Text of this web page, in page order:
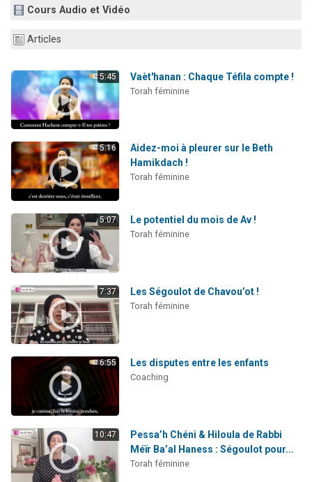
Il reste 49 places pour étudier en groupe sur Zoom
2 personnes viennent de nous rejoindre sur WhatsApp
Cours Audio et Vidéo
Articles
5:45 Vaèt'hanan : Chaque Téfila compte !
Torah féminine
5:16
Aidez-moi à pleurer sur le Beth
Hamikdach !
Torah féminine
5:07 Le potentiel du mois de Av !
Torah féminine
7:37 Les Ségoulot de Chavou’ot !
Torah féminine
6:55 Les disputes entre les enfants
Coaching
10:47
Pessa’h Chéni & Hiloula de Rabbi
Méïr Ba’al Haness : Ségoulot pour...
Torah féminine